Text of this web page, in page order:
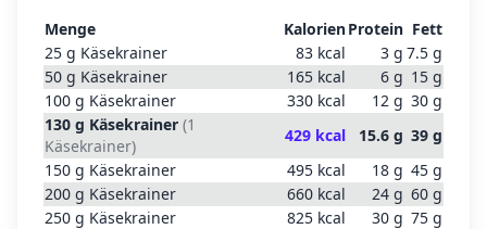
Menge KalorienProtein Fett
25 g Käsekrainer 83 kcal 3 g 7.5 g
50 g Käsekrainer 165 kcal 6 g 15 g
100 g Käsekrainer 330 kcal 12 g 30 g
130 g Käsekrainer (1
Käsekrainer)
429 kcal 15.6 g 39 g
150 g Käsekrainer 495 kcal 18 g 45 g
200 g Käsekrainer 660 kcal 24 g 60 g
250 g Käsekrainer 825 kcal 30 g 75 g